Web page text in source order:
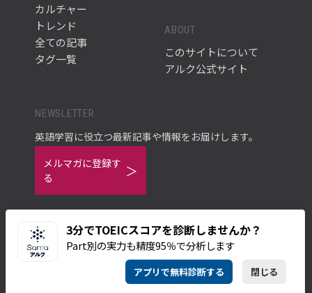
3分でTOEICスコアを診断しませんか？
Part別の実力も精度95％で分析します
アプリで無料診断する 閉じる
カルチャー
トレンド
全ての記事
タグ一覧
ABOUT
このサイトについて
アルク公式サイト
NEWSLETTER
英語学習に役立つ最新記事や情報をお届けします。
メルマガに登録す
る
プライバシーポリシー